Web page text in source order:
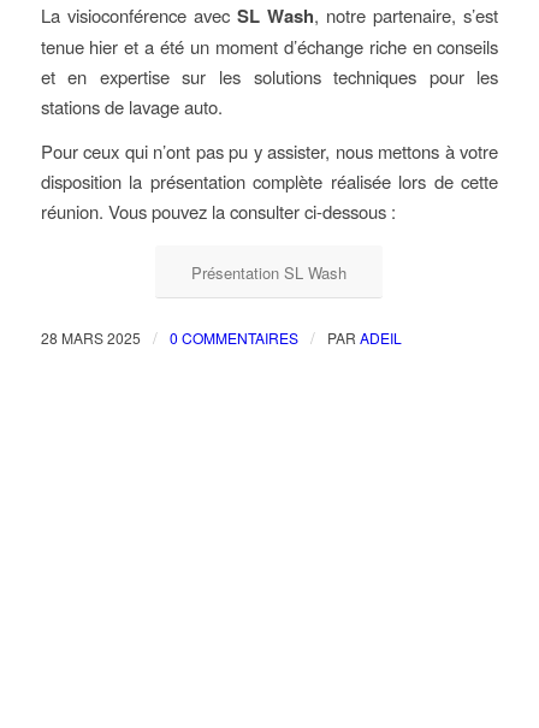
La visioconférence avec SL Wash, notre partenaire, s’est
tenue hier et a été un moment d’échange riche en conseils
et en expertise sur les solutions techniques pour les
stations de lavage auto.
Pour ceux qui n’ont pas pu y assister, nous mettons à votre
disposition la présentation complète réalisée lors de cette
réunion. Vous pouvez la consulter ci-dessous :
Présentation SL Wash
28 MARS 2025 / 0 COMMENTAIRES / PAR ADEIL